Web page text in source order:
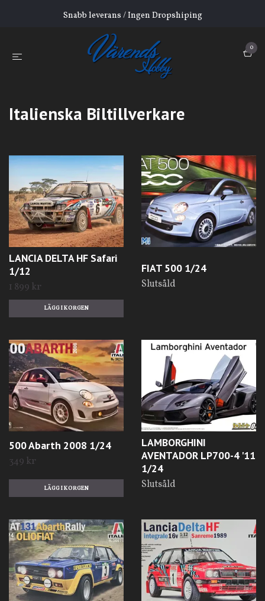
Snabb leverans / Ingen Dropshiping
0
Italienska Biltillverkare
LANCIA DELTA HF Safari
1/12
1 899 kr
FIAT 500 1/24
Slutsåld
500 Abarth 2008 1/24
349 kr
LAMBORGHINI
AVENTADOR LP700-4 '11
1/24
Slutsåld